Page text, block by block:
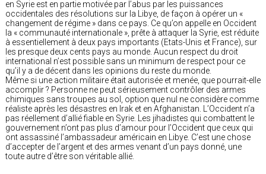
en Syrie est en partie motivée par l’abus par les puissances
occidentales des résolutions sur la Libye, de façon à opérer un «
changement de régime » dans ce pays. Ce qu’on appelle en Occident
la « communauté internationale », prête à attaquer la Syrie, est réduite
à essentiellement à deux pays importants (Etats-Unis et France), sur
les presque deux cents pays au monde. Aucun respect du droit
international n’est possible sans un minimum de respect pour ce
qu’il y a de décent dans les opinions du reste du monde.
Même si une action militaire était autorisée et menée, que pourrait-elle
accomplir ? Personne ne peut sérieusement contrôler des armes
chimiques sans troupes au sol, option que nul ne considère comme
réaliste après les désastres en Irak et en Afghanistan. L’Occident n’a
pas réellement d’allié fiable en Syrie. Les jihadistes qui combattent le
gouvernement n’ont pas plus d’amour pour l’Occident que ceux qui
ont assassiné l’ambassadeur américain en Libye. C’est une chose
d’accepter de l’argent et des armes venant d’un pays donné, une
toute autre d’être son véritable allié.